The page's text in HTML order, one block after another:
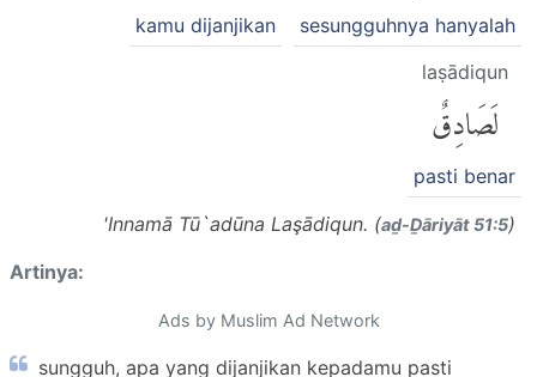
sesungguhnya hanyalah
kamu dijanjikan
laṣādiqun
لَصَادِقٌ
pasti benar
'Innamā Tū`adūna Laşādiqun. (aḏ-Ḏāriyāt 51:5)
Artinya:
Ads by Muslim Ad Network
sungguh, apa yang dijanjikan kepadamu pasti